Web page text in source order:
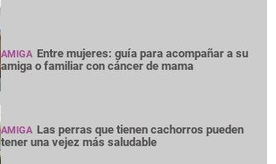
AMIGA Entre mujeres: guía para acompañar a su
amiga o familiar con cáncer de mama
AMIGA Las perras que tienen cachorros pueden
tener una vejez más saludable